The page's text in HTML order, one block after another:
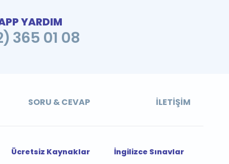
YARDIM
365 01 08
SORU & CEVAP İLETIŞIM
Ücretsiz Kaynaklar
İngilizce Sınavlar